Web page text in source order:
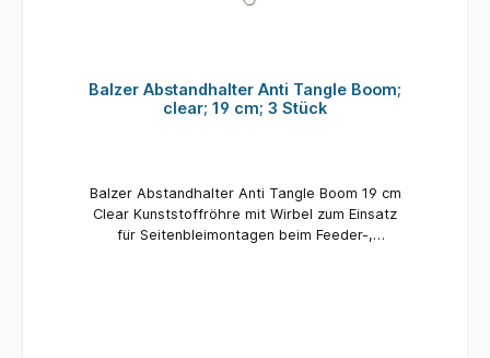
Balzer Abstandhalter Anti Tangle Boom;
clear; 19 cm; 3 Stück
Balzer Abstandhalter Anti Tangle Boom 19 cm
Clear Kunststoffröhre mit Wirbel zum Einsatz
für Seitenbleimontagen beim Feeder-,